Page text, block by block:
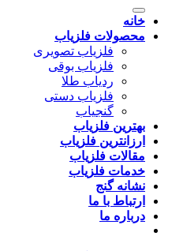
خانه
محصولات فلزیاب
فلزیاب تصویری
فلزیاب بوقی
ردیاب طلا
فلزیاب دستی
گنجیاب
بهترین فلزیاب
ارزانترین فلزیاب
مقالات فلزیاب
خدمات فلزیاب
نشانه گنج
ارتباط با ما
درباره ما